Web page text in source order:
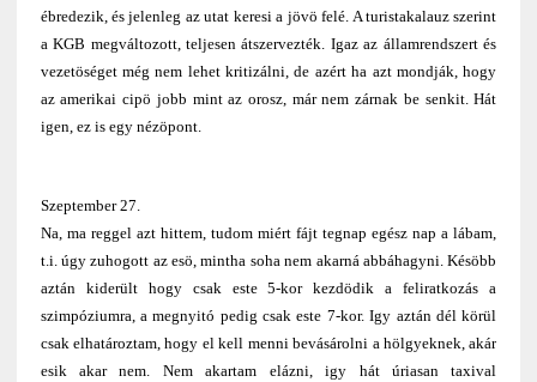
ébredezik, és jelenleg az utat keresi a jövö felé. A turistakalauz szerint
a KGB megváltozott, teljesen átszervezték. Igaz az államrendszert és
vezetöséget még nem lehet kritizálni, de azért ha azt mondják, hogy
az amerikai cipö jobb mint az orosz, már nem zárnak be senkit. Hát
igen, ez is egy nézöpont.
Szeptember 27.
Na, ma reggel azt hittem, tudom miért fájt tegnap egész nap a lábam,
t.i. úgy zuhogott az esö, mintha soha nem akarná abbáhagyni. Késöbb
aztán kiderült hogy csak este 5-kor kezdödik a feliratkozás a
szimpóziumra, a megnyitó pedig csak este 7-kor. Igy aztán dél körül
csak elhatároztam, hogy el kell menni bevásárolni a hölgyeknek, akár
esik akar nem. Nem akartam elázni, igy hát úriasan taxival